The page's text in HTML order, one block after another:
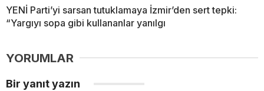
YENİ Parti’yi sarsan tutuklamaya İzmir’den sert tepki:
“Yargıyı sopa gibi kullananlar yanılgı
YORUMLAR
Bir yanıt yazın